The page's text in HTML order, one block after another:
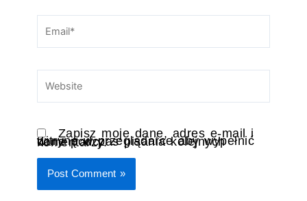
Email*
Website
Zapisz moje dane, adres e-mail i
witrynę w przeglądarce aby wypełnić dane podczas pisania kolejnych komentarzy.